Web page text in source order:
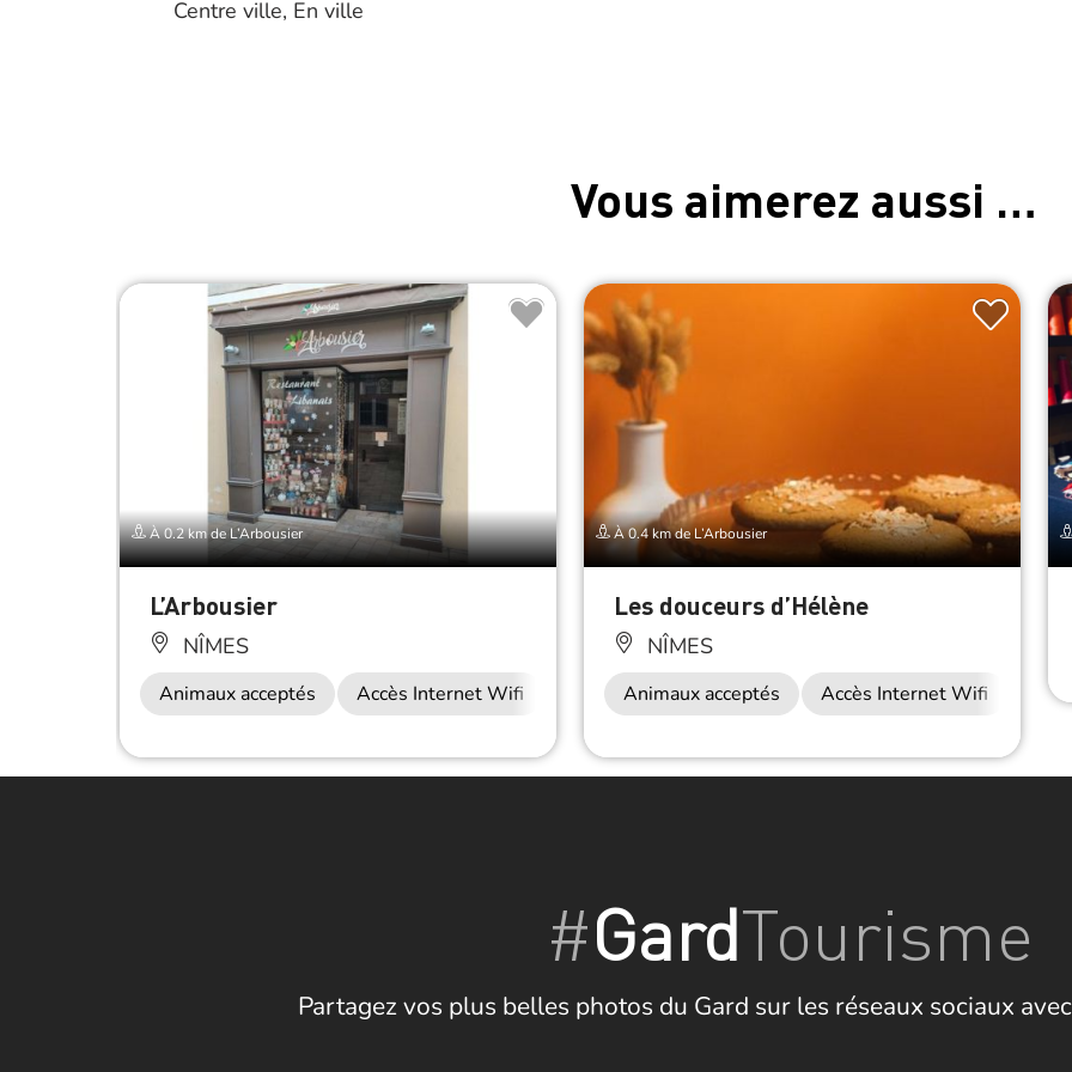
Centre ville, En ville
Vous aimerez aussi …
À 0.2 km de L’Arbousier
L’Arbousier
NÎMES
Animaux acceptés Accès Internet Wifi Restauration
À 0.4 km de L’Arbousier
Les douceurs d’Hélène
NÎMES
Animaux acceptés Accès Internet Wifi
#GardTourisme
Partagez vos plus belles photos du Gard sur les réseaux sociaux